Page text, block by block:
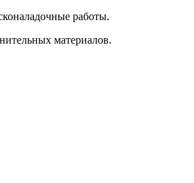
работы.
материалов.